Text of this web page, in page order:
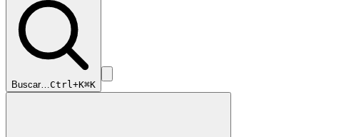
Buscar…Ctrl+K⌘K